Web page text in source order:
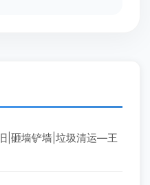
|砸墙铲墙|垃圾清运—王